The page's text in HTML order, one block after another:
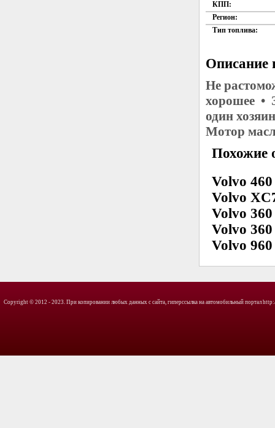
КПП:
Регион:
Тип топлива:
Описание
Не
хорошее •
один
Мотор
Похожие
Volvo
Volvo
Volvo
Volvo
Volvo
Copyright © 2012 - 2023. При копировании любых данных с сайта, гиперссылка на автомобильный портал